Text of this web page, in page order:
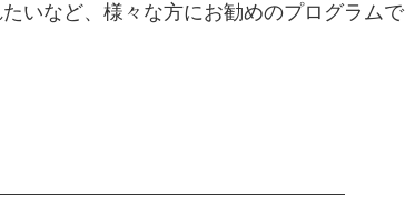
いなど、様々な方にお勧めのプログラムで